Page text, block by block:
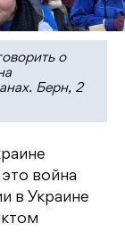
о
Берн, 2
война
в Украине